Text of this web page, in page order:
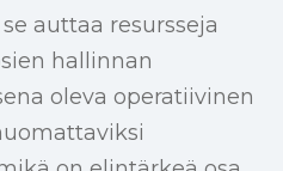
auttaa resursseja
hallinnan
oleva operatiivinen